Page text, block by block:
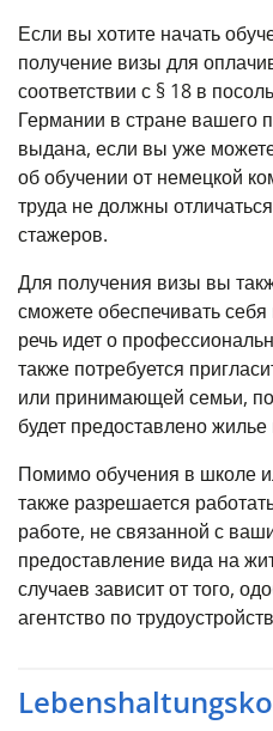
Если вы хотите начать
получение визы для
соответствии с § 18 в
Германии в стране вашего
выдана, если вы уже
об обучении от немецкой
труда не должны
стажеров.
Для получения визы вы
сможете обеспечивать
речь идет о
также потребуется
или принимающей семьи,
будет предоставлено жилье
Помимо обучения в школе
также разрешается
работе, не связанной с
предоставление вида на
случаев зависит от того,
агентство по